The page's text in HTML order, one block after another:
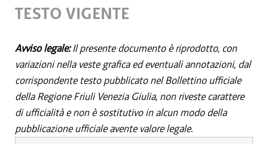
TESTO VIGENTE
Avviso legale:Il presente documento è riprodotto, con
variazioni nella veste grafica ed eventuali annotazioni, dal
corrispondente testo pubblicato nel Bollettino ufficiale
della Regione Friuli Venezia Giulia, non riveste carattere
di ufficialità e non è sostitutivo in alcun modo della
pubblicazione ufficiale avente valore legale.